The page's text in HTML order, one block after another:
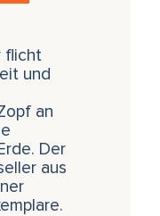
flicht
und
an
Der
aus